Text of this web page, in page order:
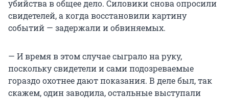
убийства в общее дело. Силовики снова опросили
свидетелей, а когда восстановили картину
событий — задержали и обвиняемых.
— И время в этом случае сыграло на руку,
поскольку свидетели и сами подозреваемые
гораздо охотнее дают показания. В деле был, так
скажем, один заводила, остальные выступали